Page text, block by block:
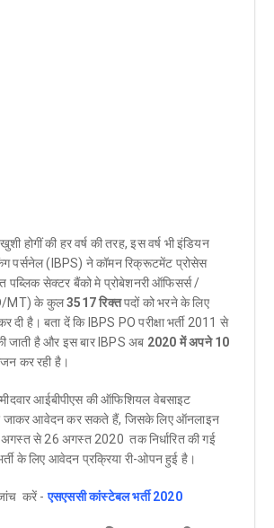
होगीं की हर वर्ष की तरह, इस वर्ष भी इंडियन
पर्सनेल (IBPS) ने कॉमन रिक्रूटमेंट प्रोसेस
सेक्टर बैंको मे प्रोबेशनरी ऑफिसर्स /
MT) के कुल3517 रिक्तपदों को भरने के लिए
दी है। बता दें कि IBPS PO परीक्षा भर्ती 2011 से
जाती है और इस बार IBPS अब 2020 में अपने 10
कर रही है।
आईबीपीएस की ऑफिशियल वेबसाइट
जाकर आवेदन कर सकते हैं, जिसके लिए ऑनलाइन
से 26 अगस्त 2020 तक निर्धारित की गई
के लिए आवेदन प्रक्रिया री-ओपन हुई है।
करें -एसएससी कांस्टेबल भर्ती 2020